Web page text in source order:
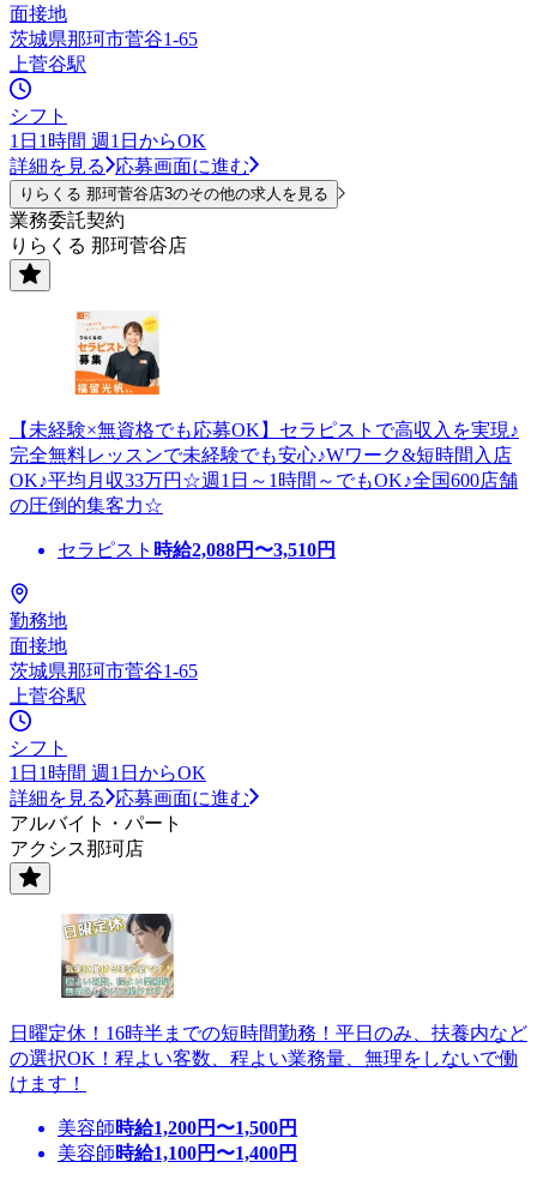
面接地
茨城県那珂市菅谷1-65
上菅谷駅
シフト
1日1時間 週1日からOK
詳細を見る
応募画面に進む
りらくる 那珂菅谷店3のその他の求人を見る
業務委託契約
りらくる 那珂菅谷店
【未経験×無資格でも応募OK】セラピストで高収入を実現♪
完全無料レッスンで未経験でも安心♪Wワーク&短時間入店
OK♪平均月収33万円☆週1日～1時間～でもOK♪全国600店舗
の圧倒的集客力☆
セラピスト 時給2,088円〜3,510円
勤務地
面接地
茨城県那珂市菅谷1-65
上菅谷駅
シフト
1日1時間 週1日からOK
詳細を見る
応募画面に進む
アルバイト・パート
アクシス那珂店
日曜定休！16時半までの短時間勤務！平日のみ、扶養内など
の選択OK！程よい客数、程よい業務量、無理をしないで働
けます！
美容師時給1,200円〜1,500円
美容師時給1,100円〜1,400円